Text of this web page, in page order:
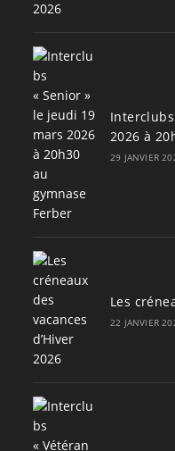
2026 à
29 JANVIER
Les
22 JANVIER